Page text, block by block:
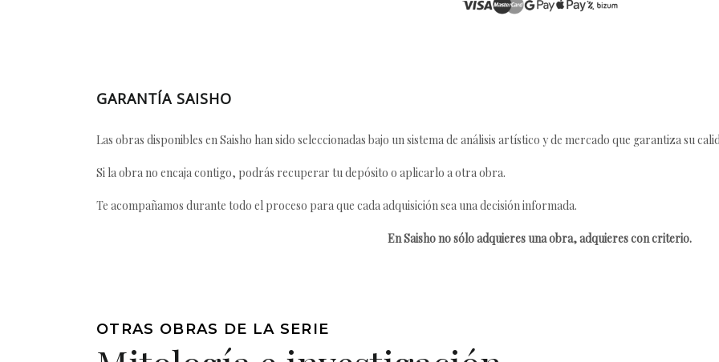
GARANTÍA SAISHO
Las obras disponibles en Saisho han sido seleccionadas bajo un sistema de análisis artístico y de mercado que garantiza su
Si la obra no encaja contigo, podrás recuperar tu depósito o aplicarlo a otra obra.
Te acompañamos durante todo el proceso para que cada adquisición sea una decisión informada.
En Saisho no sólo adquieres una obra, adquieres con criterio.
OTRAS OBRAS DE LA SERIE